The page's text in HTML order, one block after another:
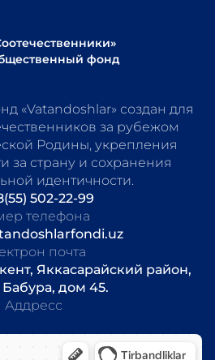
фонд
«Vatandoshlar» создан для
за рубежом
Родины, укрепления
за страну и сохранения
идентичности.
502-22-99
телефона
почта
Яккасарайский район,
дом 45.
Аддресс